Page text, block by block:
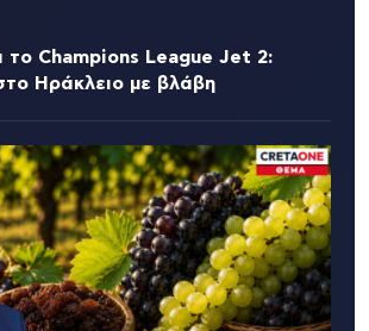
το Champions League Jet 2:
Ηράκλειο με βλάβη